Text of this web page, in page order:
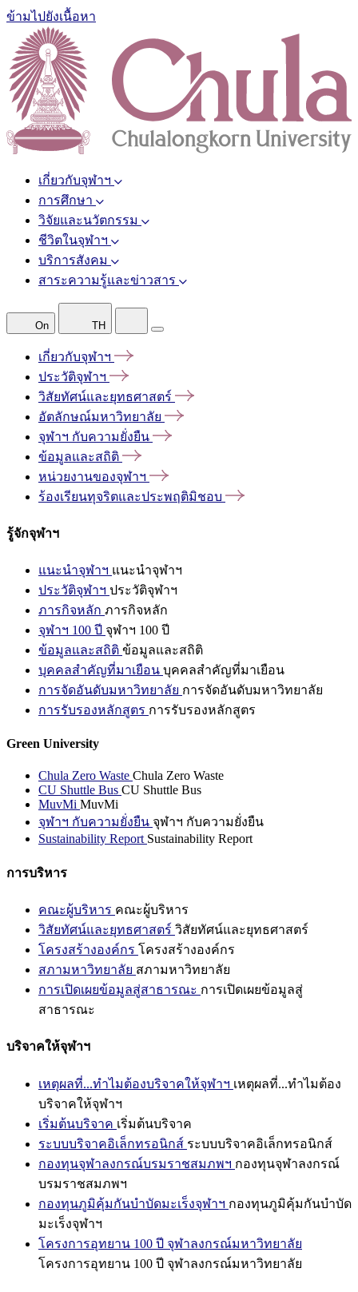
ข้ามไปยังเนื้อหา
เกี่ยวกับจุฬาฯ
การศึกษา
วิจัยและนวัตกรรม
ชีวิตในจุฬาฯ
บริการสังคม
สาระความรู้และข่าวสาร
On TH
เกี่ยวกับจุฬาฯ
ประวัติจุฬาฯ
วิสัยทัศน์และยุทธศาสตร์
อัตลักษณ์มหาวิทยาลัย
จุฬาฯ กับความยั่งยืน
ข้อมูลและสถิติ
หน่วยงานของจุฬาฯ
ร้องเรียนทุจริตและประพฤติมิชอบ
รู้จักจุฬาฯ
แนะนำจุฬาฯ แนะนำจุฬาฯ
ประวัติจุฬาฯ ประวัติจุฬาฯ
ภารกิจหลัก ภารกิจหลัก
จุฬาฯ 100 ปี จุฬาฯ 100 ปี
ข้อมูลและสถิติ ข้อมูลและสถิติ
บุคคลสำคัญที่มาเยือน บุคคลสำคัญที่มาเยือน
การจัดอันดับมหาวิทยาลัย การจัดอันดับมหาวิทยาลัย
การรับรองหลักสูตร การรับรองหลักสูตร
Green University
Chula Zero Waste Chula Zero Waste
CU Shuttle Bus CU Shuttle Bus
MuvMi MuvMi
จุฬาฯ กับความยั่งยืน จุฬาฯ กับความยั่งยืน
Sustainability Report Sustainability Report
การบริหาร
คณะผู้บริหาร คณะผู้บริหาร
วิสัยทัศน์และยุทธศาสตร์ วิสัยทัศน์และยุทธศาสตร์
โครงสร้างองค์กร โครงสร้างองค์กร
สภามหาวิทยาลัย สภามหาวิทยาลัย
การเปิดเผยข้อมูลสู่สาธารณะ การเปิดเผยข้อมูลสู่
สาธารณะ
บริจาคให้จุฬาฯ
เหตุผลที่...ทำไมต้องบริจาคให้จุฬาฯ เหตุผลที่...ทำไมต้อง
บริจาคให้จุฬาฯ
เริ่มต้นบริจาค เริ่มต้นบริจาค
ระบบบริจาคอิเล็กทรอนิกส์ ระบบบริจาคอิเล็กทรอนิกส์
กองทุนจุฬาลงกรณ์บรมราชสมภพฯ กองทุนจุฬาลงกรณ์
บรมราชสมภพฯ
กองทุนภูมิคุ้มกันบำบัดมะเร็งจุฬาฯ กองทุนภูมิคุ้มกันบำบัด
มะเร็งจุฬาฯ
โครงการอุทยาน 100 ปี จุฬาลงกรณ์มหาวิทยาลัย
โครงการอุทยาน 100 ปี จุฬาลงกรณ์มหาวิทยาลัย